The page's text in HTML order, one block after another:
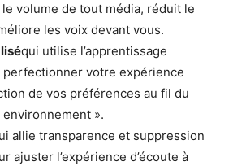
volume de tout média, réduit le
les voix devant vous.
qui utilise l’apprentissage
perfectionner votre expérience
de vos préférences au fil du
».
allie transparence et suppression
ajuster l’expérience d’écoute à